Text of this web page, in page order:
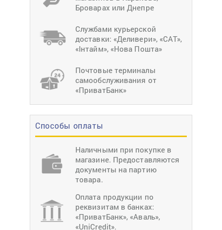
Броварах или Днепре
Службами курьерской
доставки: «Деливери», «САТ»,
«Інтайм», «Нова Пошта»
Почтовые терминалы
самообслуживания от
«ПриватБанк»
Способы оплаты
Наличными при покупке в
магазине. Предоставляются
документы на партию
товара.
Оплата продукции по
реквизитам в банках:
«ПриватБанк», «Аваль»,
«UniCredit».